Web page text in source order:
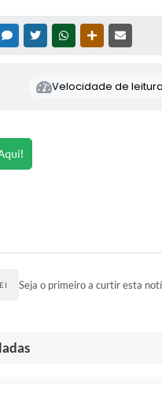
MESSENGER
TWITTERWHATSAPPOUTRAS MÍDIAS
Velocidade de
Seja o primeiro a curtir esta